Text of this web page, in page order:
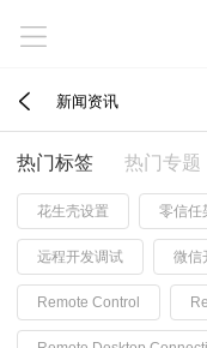

 新闻资讯
热门标签 热门专题
花生壳设置 零信任
远程开发调试 微信
Remote Control